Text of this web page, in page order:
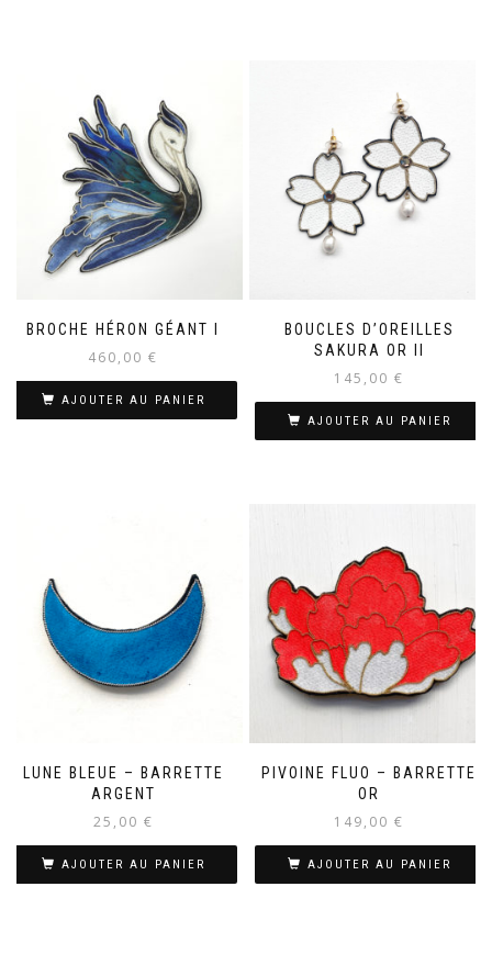
BROCHE HÉRON GÉANT I
460,00 €
AJOUTER AU PANIER
BOUCLES D’OREILLES
SAKURA OR II
145,00 €
AJOUTER AU PANIER
LUNE BLEUE – BARRETTE
ARGENT
25,00 €
AJOUTER AU PANIER
PIVOINE FLUO – BARRETTE
OR
149,00 €
AJOUTER AU PANIER